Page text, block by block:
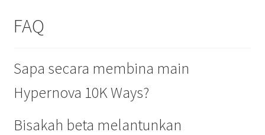
FAQ
Sapa secara membina main
Hypernova 10K Ways?
Bisakah beta melantunkan